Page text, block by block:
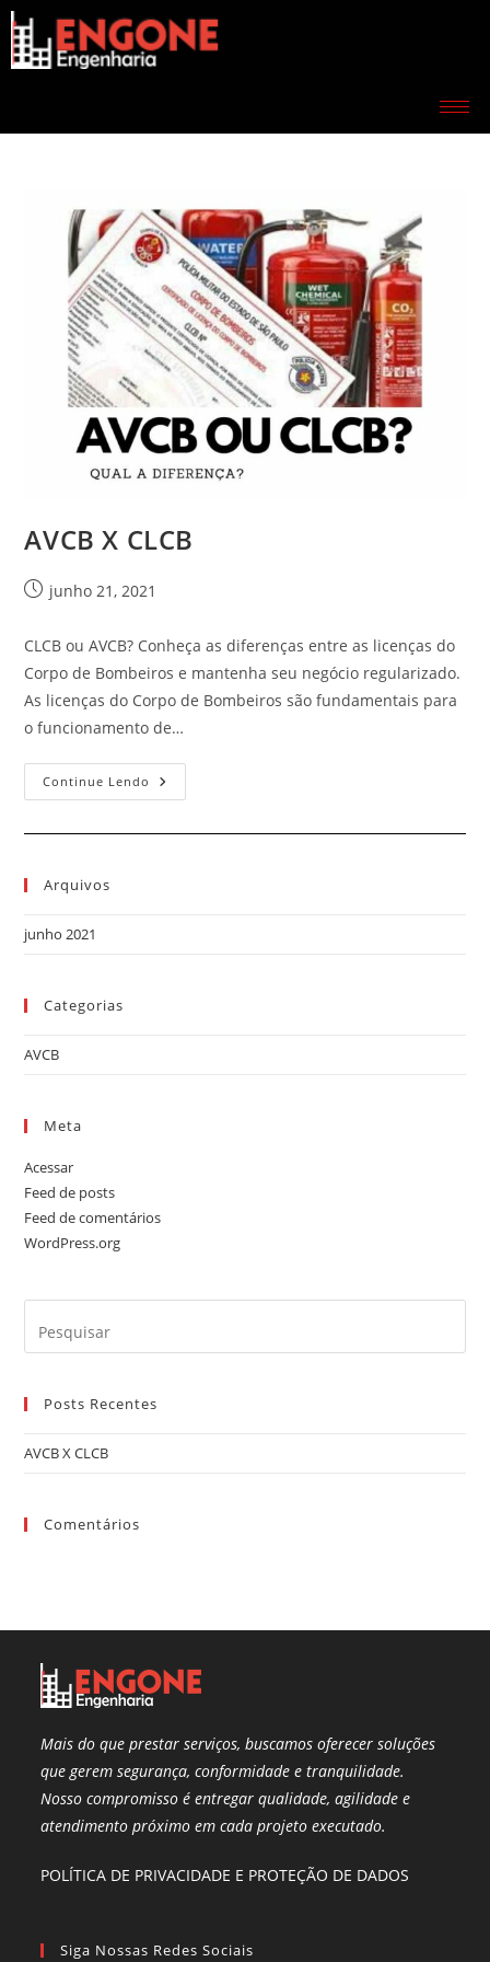
AVCB X CLCB
junho 21, 2021
CLCB ou AVCB? Conheça as diferenças entre as licenças do
Corpo de Bombeiros e mantenha seu negócio regularizado.
As licenças do Corpo de Bombeiros são fundamentais para
o funcionamento de…
Continue Lendo
Arquivos
junho 2021
Categorias
AVCB
Meta
Acessar
Feed de posts
Feed de comentários
WordPress.org
Posts Recentes
AVCB X CLCB
Comentários
Mais do que prestar serviços, buscamos oferecer soluções
que gerem segurança, conformidade e tranquilidade.
Nosso compromisso é entregar qualidade, agilidade e
atendimento próximo em cada projeto executado.
POLÍTICA DE PRIVACIDADE E PROTEÇÃO DE DADOS
Siga Nossas Redes Sociais